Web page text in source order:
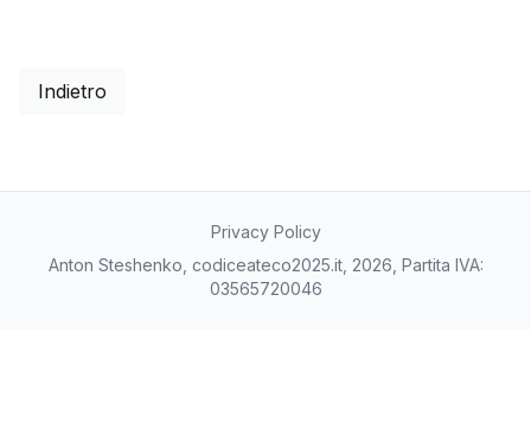
Indietro
Privacy Policy
Anton Steshenko, codiceateco2025.it, 2026, Partita IVA:
03565720046